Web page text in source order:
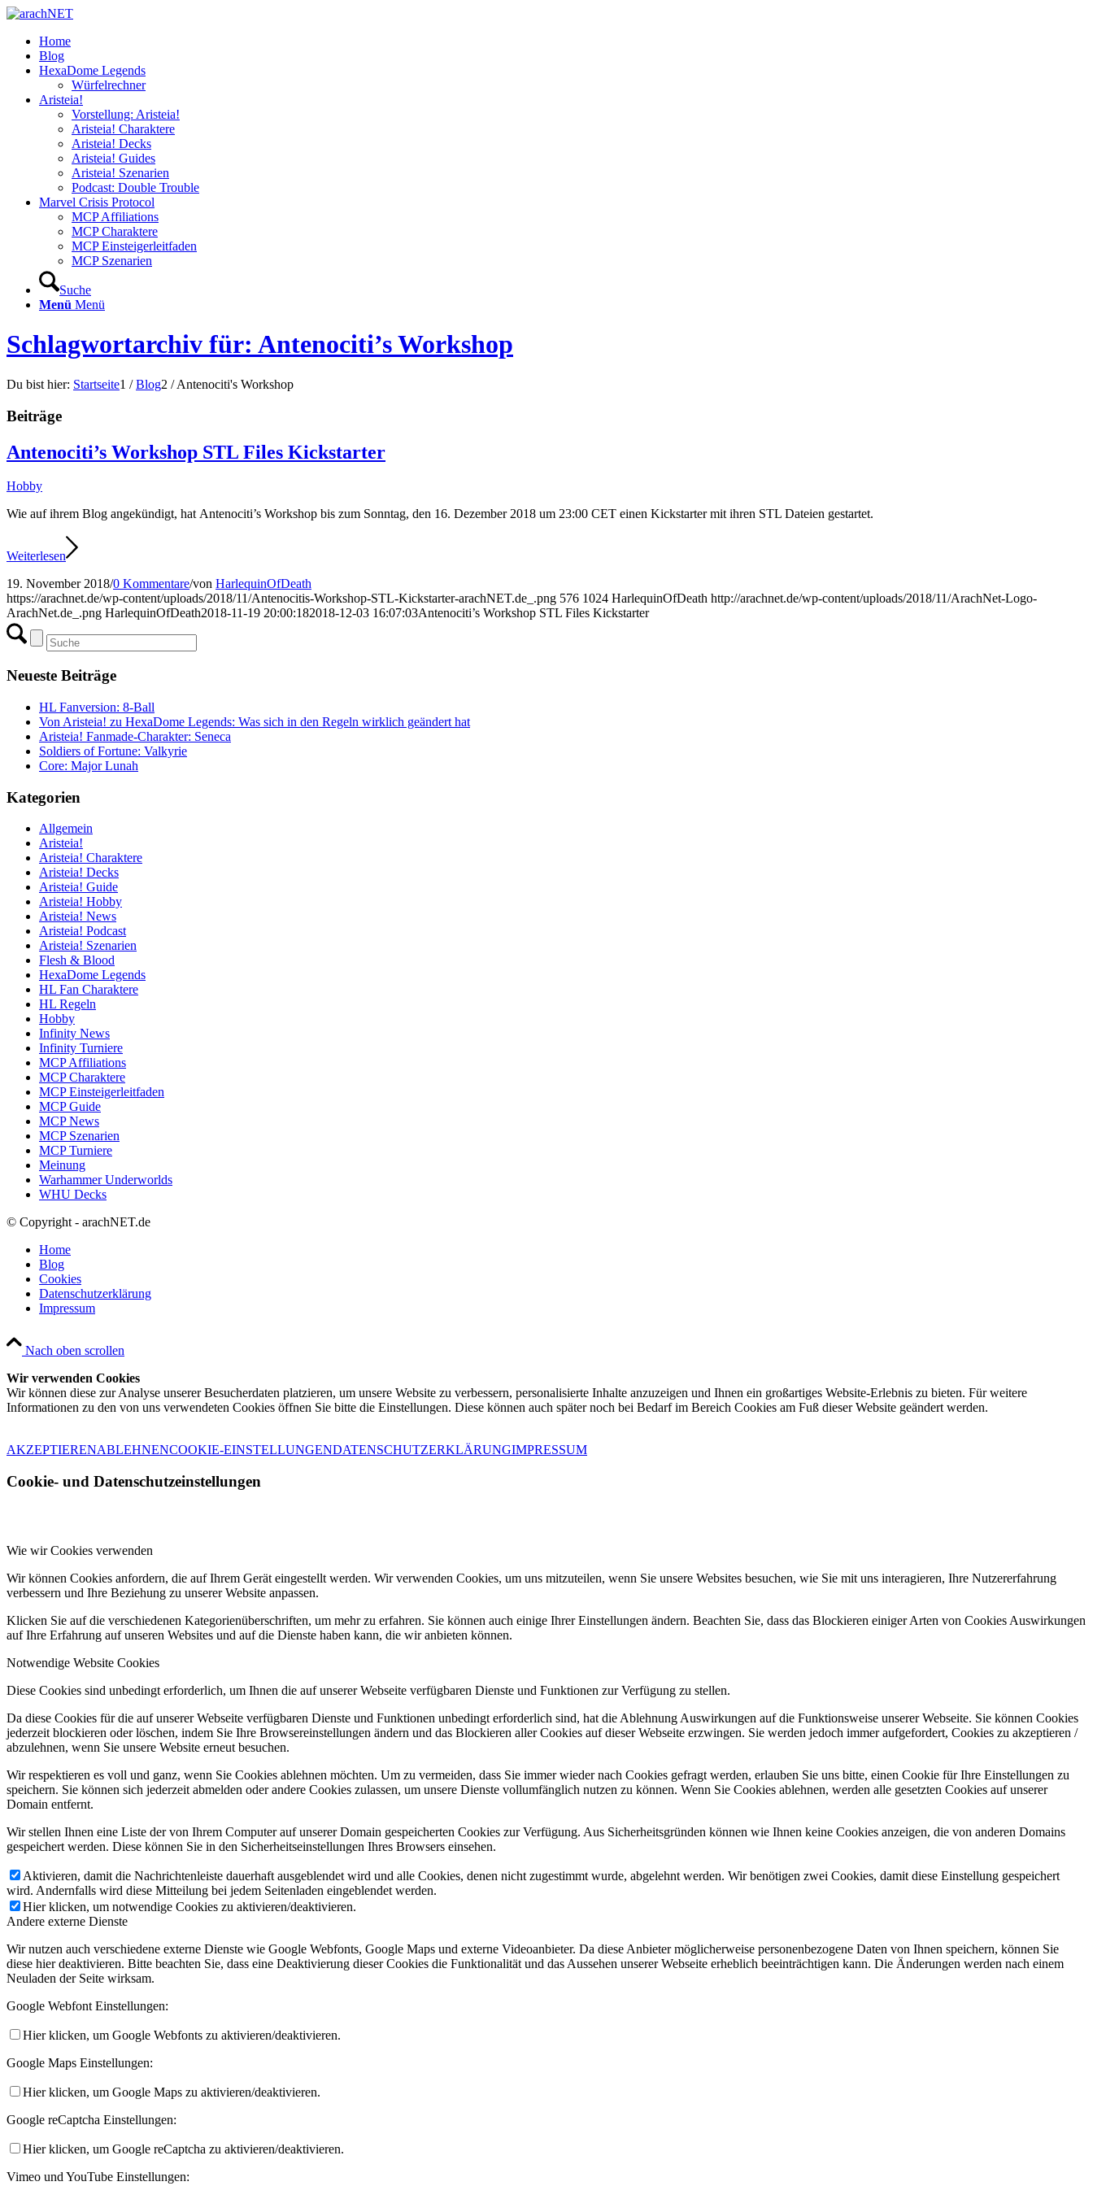
Home
Blog
HexaDome Legends
Würfelrechner
Aristeia!
Vorstellung: Aristeia!
Aristeia! Charaktere
Aristeia! Decks
Aristeia! Guides
Aristeia! Szenarien
Podcast: Double Trouble
Marvel Crisis Protocol
MCP Affiliations
MCP Charaktere
MCP Einsteigerleitfaden
MCP Szenarien
Suche
Menü Menü
Schlagwortarchiv für: Antenociti’s Workshop
Du bist hier: Startseite1 / Blog2 / Antenociti's Workshop
Beiträge
Antenociti’s Workshop STL Files Kickstarter
Hobby
Wie auf ihrem Blog angekündigt, hat Antenociti’s Workshop bis zum Sonntag, den 16. Dezember 2018 um 23:00 CET einen Kickstarter mit ihren STL Dateien gestartet.
Weiterlesen
19. November 2018/0 Kommentare/von HarlequinOfDeath
https://arachnet.de/wp-content/uploads/2018/11/Antenocitis-Workshop-STL-Kickstarter-arachNET.de_.png 576 1024 HarlequinOfDeath http://arachnet.de/wp-content/uploads/2018/11/ArachNet-Logo-
ArachNet.de_.png HarlequinOfDeath2018-11-19 20:00:182018-12-03 16:07:03Antenociti’s Workshop STL Files Kickstarter
Neueste Beiträge
HL Fanversion: 8-Ball
Von Aristeia! zu HexaDome Legends: Was sich in den Regeln wirklich geändert hat
Aristeia! Fanmade-Charakter: Seneca
Soldiers of Fortune: Valkyrie
Core: Major Lunah
Kategorien
Allgemein
Aristeia!
Aristeia! Charaktere
Aristeia! Decks
Aristeia! Guide
Aristeia! Hobby
Aristeia! News
Aristeia! Podcast
Aristeia! Szenarien
Flesh & Blood
HexaDome Legends
HL Fan Charaktere
HL Regeln
Hobby
Infinity News
Infinity Turniere
MCP Affiliations
MCP Charaktere
MCP Einsteigerleitfaden
MCP Guide
MCP News
MCP Szenarien
MCP Turniere
Meinung
Warhammer Underworlds
WHU Decks
© Copyright - arachNET.de
Home
Blog
Cookies
Datenschutzerklärung
Impressum
Nach oben scrollen
Wir verwenden Cookies
Wir können diese zur Analyse unserer Besucherdaten platzieren, um unsere Website zu verbessern, personalisierte Inhalte anzuzeigen und Ihnen ein großartiges Website-Erlebnis zu bieten. Für weitere
Informationen zu den von uns verwendeten Cookies öffnen Sie bitte die Einstellungen. Diese können auch später noch bei Bedarf im Bereich Cookies am Fuß dieser Website geändert werden.
AKZEPTIERENABLEHNENCOOKIE-EINSTELLUNGENDATENSCHUTZERKLÄRUNGIMPRESSUM
Cookie- und Datenschutzeinstellungen
Wie wir Cookies verwenden
Wir können Cookies anfordern, die auf Ihrem Gerät eingestellt werden. Wir verwenden Cookies, um uns mitzuteilen, wenn Sie unsere Websites besuchen, wie Sie mit uns interagieren, Ihre Nutzererfahrung
verbessern und Ihre Beziehung zu unserer Website anpassen.
Klicken Sie auf die verschiedenen Kategorienüberschriften, um mehr zu erfahren. Sie können auch einige Ihrer Einstellungen ändern. Beachten Sie, dass das Blockieren einiger Arten von Cookies Auswirkungen
auf Ihre Erfahrung auf unseren Websites und auf die Dienste haben kann, die wir anbieten können.
Notwendige Website Cookies
Diese Cookies sind unbedingt erforderlich, um Ihnen die auf unserer Webseite verfügbaren Dienste und Funktionen zur Verfügung zu stellen.
Da diese Cookies für die auf unserer Webseite verfügbaren Dienste und Funktionen unbedingt erforderlich sind, hat die Ablehnung Auswirkungen auf die Funktionsweise unserer Webseite. Sie können Cookies
jederzeit blockieren oder löschen, indem Sie Ihre Browsereinstellungen ändern und das Blockieren aller Cookies auf dieser Webseite erzwingen. Sie werden jedoch immer aufgefordert, Cookies zu akzeptieren /
abzulehnen, wenn Sie unsere Website erneut besuchen.
Wir respektieren es voll und ganz, wenn Sie Cookies ablehnen möchten. Um zu vermeiden, dass Sie immer wieder nach Cookies gefragt werden, erlauben Sie uns bitte, einen Cookie für Ihre Einstellungen zu
speichern. Sie können sich jederzeit abmelden oder andere Cookies zulassen, um unsere Dienste vollumfänglich nutzen zu können. Wenn Sie Cookies ablehnen, werden alle gesetzten Cookies auf unserer
Domain entfernt.
Wir stellen Ihnen eine Liste der von Ihrem Computer auf unserer Domain gespeicherten Cookies zur Verfügung. Aus Sicherheitsgründen können wie Ihnen keine Cookies anzeigen, die von anderen Domains
gespeichert werden. Diese können Sie in den Sicherheitseinstellungen Ihres Browsers einsehen.
Aktivieren, damit die Nachrichtenleiste dauerhaft ausgeblendet wird und alle Cookies, denen nicht zugestimmt wurde, abgelehnt werden. Wir benötigen zwei Cookies, damit diese Einstellung gespeichert
wird. Andernfalls wird diese Mitteilung bei jedem Seitenladen eingeblendet werden.
Hier klicken, um notwendige Cookies zu aktivieren/deaktivieren.
Andere externe Dienste
Wir nutzen auch verschiedene externe Dienste wie Google Webfonts, Google Maps und externe Videoanbieter. Da diese Anbieter möglicherweise personenbezogene Daten von Ihnen speichern, können Sie
diese hier deaktivieren. Bitte beachten Sie, dass eine Deaktivierung dieser Cookies die Funktionalität und das Aussehen unserer Webseite erheblich beeinträchtigen kann. Die Änderungen werden nach einem
Neuladen der Seite wirksam.
Google Webfont Einstellungen:
Hier klicken, um Google Webfonts zu aktivieren/deaktivieren.
Google Maps Einstellungen:
Hier klicken, um Google Maps zu aktivieren/deaktivieren.
Google reCaptcha Einstellungen:
Hier klicken, um Google reCaptcha zu aktivieren/deaktivieren.
Vimeo und YouTube Einstellungen: